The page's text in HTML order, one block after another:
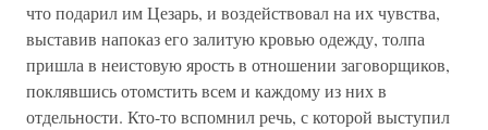
что подарил им Цезарь, и воздействовал на их чувства,
выставив напоказ его залитую кровью одежду, толпа
пришла в неистовую ярость в отношении заговорщиков,
поклявшись отомстить всем и каждому из них в
отдельности. Кто-то вспомнил речь, с которой выступил